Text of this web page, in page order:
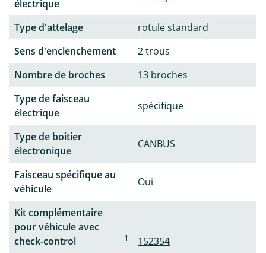
électrique
Type d'attelage
rotule standard
Sens d'enclenchement
2 trous
Nombre de broches
13 broches
Type de faisceau
électrique
spécifique
Type de boitier
électronique
CANBUS
Faisceau spécifique au
véhicule
Oui
Kit complémentaire
pour véhicule avec
check-control
1
152354